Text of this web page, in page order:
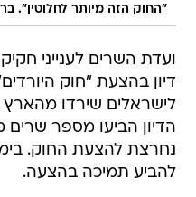
"החוק הזה מיותר לחלוטין".
ועדת השרים לענייני
דיון בהצעת "חוק
לישראלים שירדו מהארץ
הדיון הביעו מספר
נחרצת להצעת החוק.
להביע תמיכה בהצעה.